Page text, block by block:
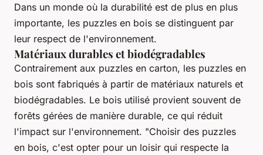
Dans un monde où la durabilité est de plus en plus
importante, les puzzles en bois se distinguent par
leur respect de l'environnement.
Matériaux durables et biodégradables
Contrairement aux puzzles en carton, les puzzles en
bois sont fabriqués à partir de matériaux naturels et
biodégradables. Le bois utilisé provient souvent de
forêts gérées de manière durable, ce qui réduit
l'impact sur l'environnement. "Choisir des puzzles
en bois, c'est opter pour un loisir qui respecte la